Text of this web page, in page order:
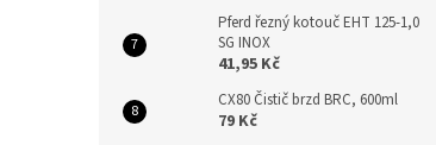
Pferd řezný kotouč EHT 125-1,0
SG INOX
41,95 Kč
CX80 Čistič brzd BRC, 600ml
79 Kč